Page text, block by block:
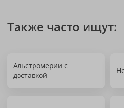
Также часто ищут:
Альстромерии с
доставкой